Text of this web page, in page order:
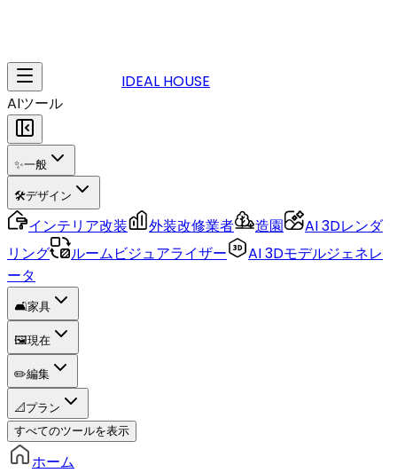
IDEAL HOUSE
AIツール
✨一般
🛠️デザイン
インテリア改装 外装改修業者 造園
AI 3Dレンダ
リング
ルームビジュアライザー
AI 3Dモデルジェネレ
ータ
🛋️家具
🖼️現在
✏️編集
📐 プラン
すべてのツールを表示
ホーム